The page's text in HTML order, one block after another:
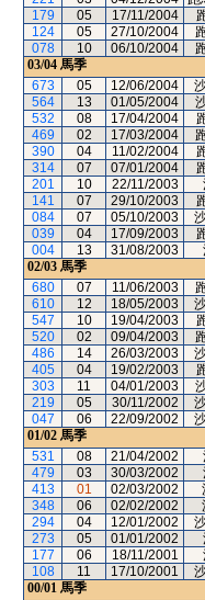
179
05 17/11/2004
124
05 27/10/2004
078
10 06/10/2004
03/04 馬季
673
05 12/06/2004
564
13 01/05/2004
532
08 17/04/2004
469
02 17/03/2004
390
04 11/02/2004
314
07 07/01/2004
201
10 22/11/2003
141
07 29/10/2003
084
07 05/10/2003
039
04 17/09/2003
004
13 31/08/2003
02/03 馬季
680
07 11/06/2003
610
12 18/05/2003
547
10 19/04/2003
520
02 09/04/2003
486
14 26/03/2003
405
04 19/02/2003
303
11 04/01/2003
219
05 30/11/2002
047
06 22/09/2002
01/02 馬季
531
08 21/04/2002
479
03 30/03/2002
413
01 02/03/2002
348
06 02/02/2002
294
04 12/01/2002
273
05 01/01/2002
177
06 18/11/2001
108
11 17/10/2001
00/01 馬季